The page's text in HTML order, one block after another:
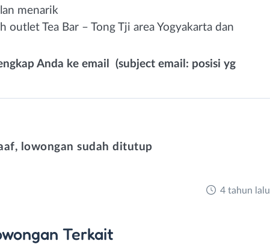
menarik
outlet Tea Bar – Tong Tji area Yogyakarta dan
Anda ke email (subject email: posisi yg
lowongan sudah ditutup
4 tahun lalu
Terkait